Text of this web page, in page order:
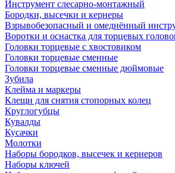
Инструмент слесарно-монтажный
Бородки, высечки и кернеры
Взрывобезопасный и омеднённый
Воротки и оснаcтка для торцевых
Головки торцевые с хвостовиком
Головки торцевые сменные
Головки торцевые сменные дюймовые
Зубила
Клейма и маркеры
Клещи для снятия стопорных колец
Круглогубцы
Кувалды
Кусачки
Молотки
Наборы бородков, высечек и кернеров
Наборы ключей